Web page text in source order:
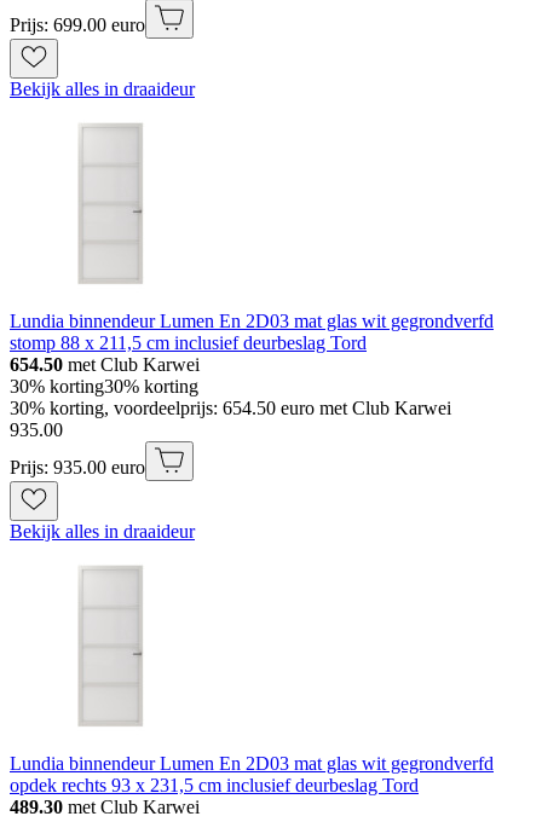
Prijs: 699.00 euro
Bekijk alles in draaideur
Lundia binnendeur Lumen En 2D03 mat glas wit gegrondverfd
stomp 88 x 211,5 cm inclusief deurbeslag Tord
654.50 met Club Karwei
30% korting30% korting
30% korting, voordeelprijs: 654.50 euro met Club Karwei
935.00
Prijs: 935.00 euro
Bekijk alles in draaideur
Lundia binnendeur Lumen En 2D03 mat glas wit gegrondverfd
opdek rechts 93 x 231,5 cm inclusief deurbeslag Tord
489.30 met Club Karwei